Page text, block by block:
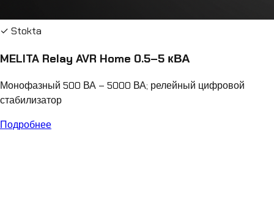
✓ Stokta
MELITA Relay AVR Home 0.5–5 кВА
Монофазный 500 ВА – 5000 ВА; релейный цифровой
стабилизатор
Подробнее